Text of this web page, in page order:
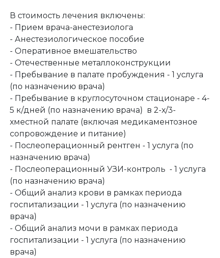
В стоимость лечения включены:
- Прием врача-анестезиолога
- Анестезиологическое пособие
- Оперативное вмешательство
- Отечественные металлоконструкции
- Пребывание в палате пробуждения - 1 услуга
(по назначению врача)
- Пребывание в круглосуточном стационаре - 4-
5 к/дней (по назначению врача) в 2-х/3-
хместной палате (включая медикаментозное
сопровождение и питание)
- Послеоперационный рентген - 1 услуга (по
назначению врача)
- Послеоперационный УЗИ-контроль - 1 услуга
(по назначению врача)
- Общий анализ крови в рамках периода
госпитализации - 1 услуга (по назначению
врача)
- Общий анализ мочи в рамках периода
госпитализации - 1 услуга (по назначению
врача)